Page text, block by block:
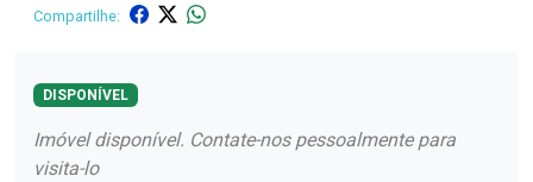
Compartilhe:
DISPONÍVEL
Imóvel disponível. Contate-nos pessoalmente para
visita-lo